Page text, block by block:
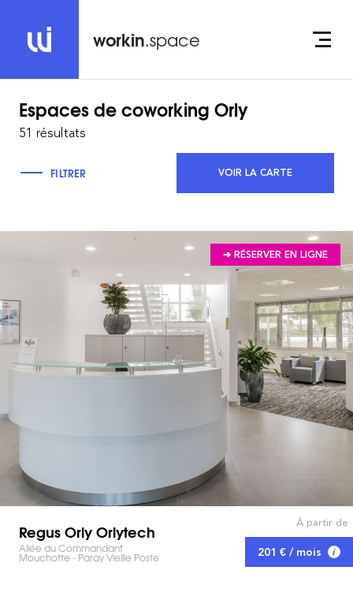
workin.space
Espaces de coworking Orly
51 résultats
FILTRER VOIR LA CARTE
➔ RÉSERVER EN LIGNE
Regus Orly Orlytech
Allée du Commandant
Mouchotte - Paray Vieille Poste
À partir de
201 € / mois